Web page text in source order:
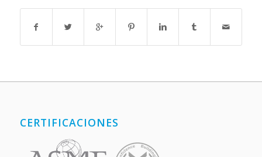
CERTIFICACIONES